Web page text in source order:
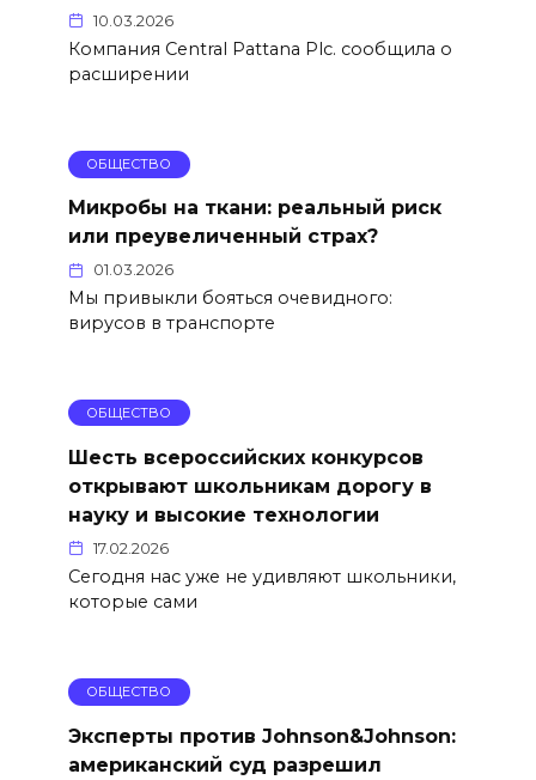
10.03.2026
Компания Central Pattana Plc. сообщила о
расширении
ОБЩЕСТВО
Микробы на ткани: реальный риск
или преувеличенный страх?
01.03.2026
Мы привыкли бояться очевидного:
вирусов в транспорте
ОБЩЕСТВО
Шесть всероссийских конкурсов
открывают школьникам дорогу в
науку и высокие технологии
17.02.2026
Сегодня нас уже не удивляют школьники,
которые сами
ОБЩЕСТВО
Эксперты против Johnson&Johnson:
американский суд разрешил